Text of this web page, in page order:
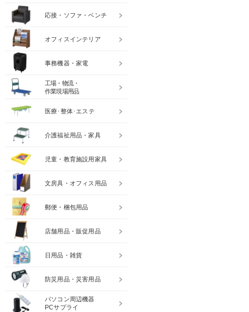
応接・ソファ・ベンチ
オフィスインテリア
事務機器・家電
工場・物流・
作業現場用品
医療･整体･エステ
介護福祉用品・家具
児童・教育施設用家具
文房具・オフィス用品
郵便・梱包用品
店舗用品・販促用品
日用品・雑貨
防災用品・災害用品
パソコン周辺機器
PCサプライ